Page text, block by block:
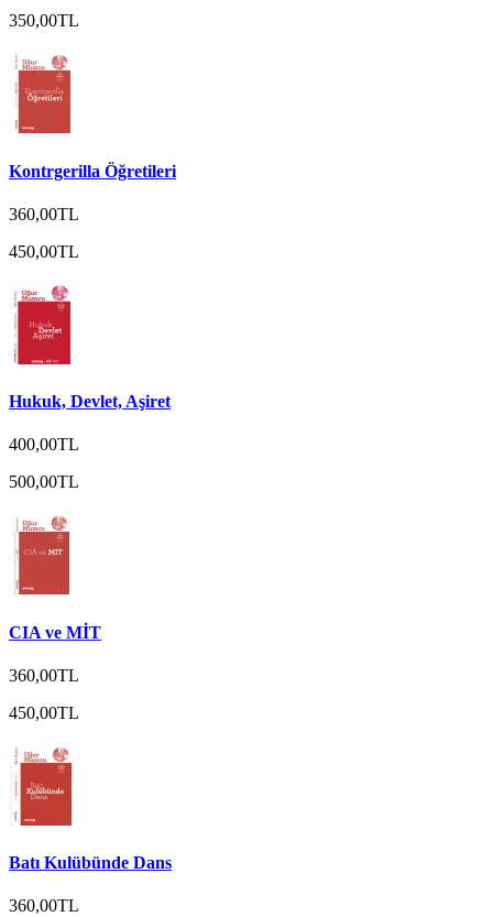
350,00TL
Kontrgerilla Öğretileri
360,00TL
450,00TL
Hukuk, Devlet, Aşiret
400,00TL
500,00TL
CIA ve MİT
360,00TL
450,00TL
Batı Kulübünde Dans
360,00TL